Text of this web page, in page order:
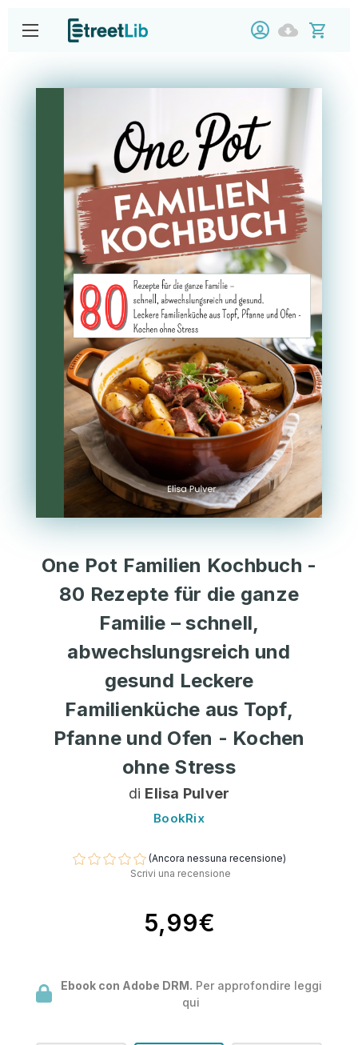
One Pot Familien Kochbuch -
80 Rezepte für die ganze
Familie – schnell,
abwechslungsreich und
gesund Leckere
Familienküche aus Topf,
Pfanne und Ofen - Kochen
ohne Stress
di Elisa Pulver
BookRix
(Ancora nessuna recensione)
Scrivi una recensione
5,99€
Ebook con Adobe DRM. Per approfondire leggi
qui